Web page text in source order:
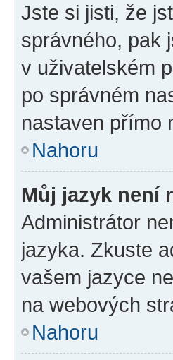
Jste si jisti, že
správného, pak
v uživatelském
po správném
nastaven přímo
Nahoru
Můj jazyk není
Administrátor
jazyka. Zkuste
vašem jazyce
na webových
Nahoru